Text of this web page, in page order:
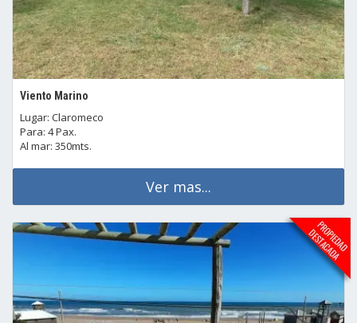
Viento Marino
Lugar: Claromeco
Para: 4 Pax.
Al mar: 350mts.
Ver mas...